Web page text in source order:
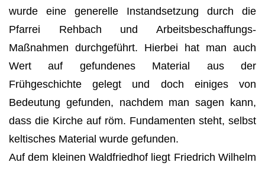
wurde eine generelle Instandsetzung durch die
Pfarrei Rehbach und Arbeitsbeschaffungs-
Maßnahmen durchgeführt. Hierbei hat man auch
Wert auf gefundenes Material aus der
Frühgeschichte gelegt und doch einiges von
Bedeutung gefunden, nachdem man sagen kann,
dass die Kirche auf röm. Funda­menten steht, selbst
keltisches Material wurde gefunden.
Auf dem kleinen Waldfriedhof liegt Friedrich Wilhelm